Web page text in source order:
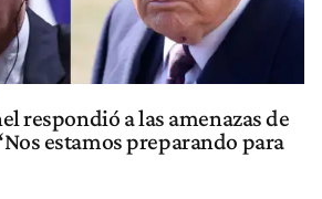
respondió a las amenazas de
estamos preparando para